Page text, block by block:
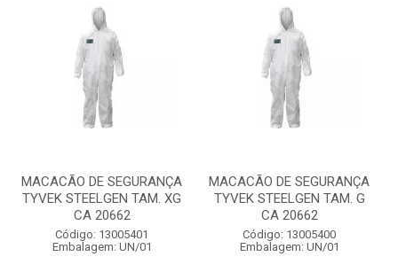
MACACÃO DE SEGURANÇA
TYVEK STEELGEN TAM. XG
CA 20662
Código: 13005401
Embalagem: UN/01
MACACÃO DE SEGURANÇA
TYVEK STEELGEN TAM. G
CA 20662
Código: 13005400
Embalagem: UN/01